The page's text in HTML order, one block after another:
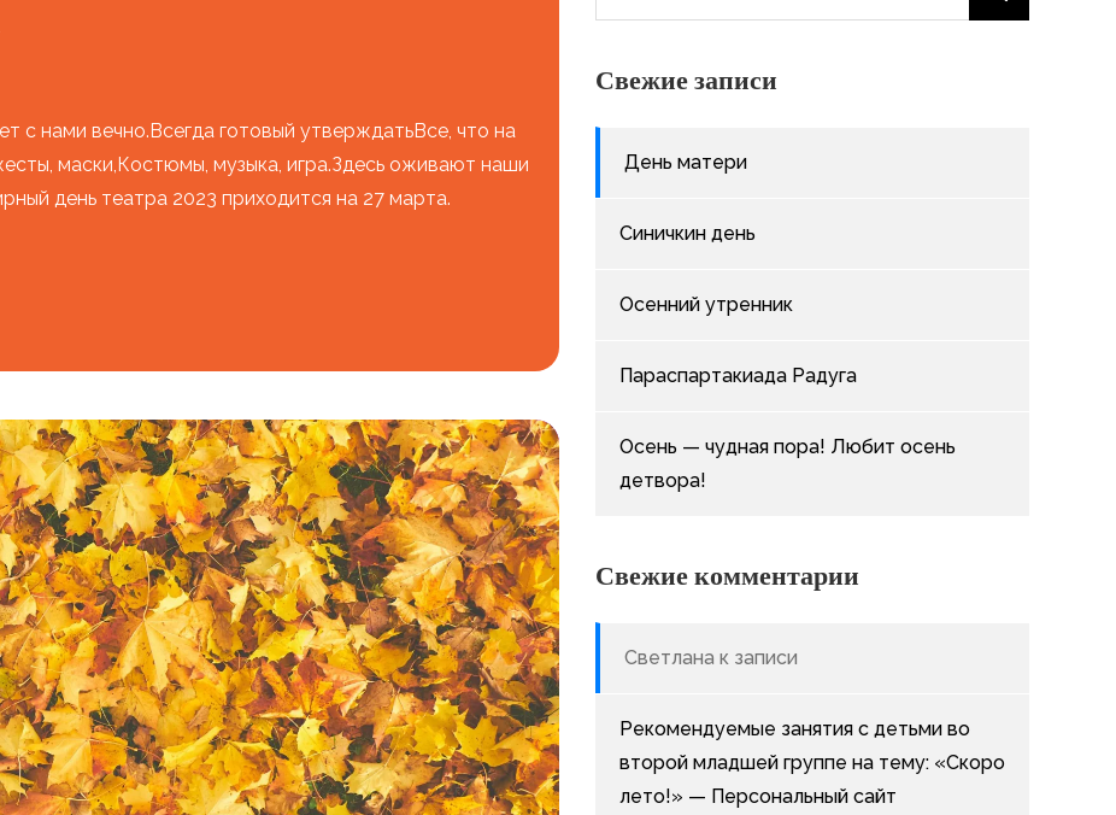
с нами вечно.Всегда готовый утверждатьВсе, что на
маски,Костюмы, музыка, игра.Здесь оживают наши
день театра 2023 приходится на 27 марта.
Свежие записи
День матери
Синичкин день
Осенний утренник
Параспартакиада Радуга
Осень — чудная пора! Любит осень
детвора!
Свежие комментарии
Светлана к записи
Рекомендуемые занятия с детьми во
второй младшей группе на тему: «Скоро
лето!» — Персональный сайт